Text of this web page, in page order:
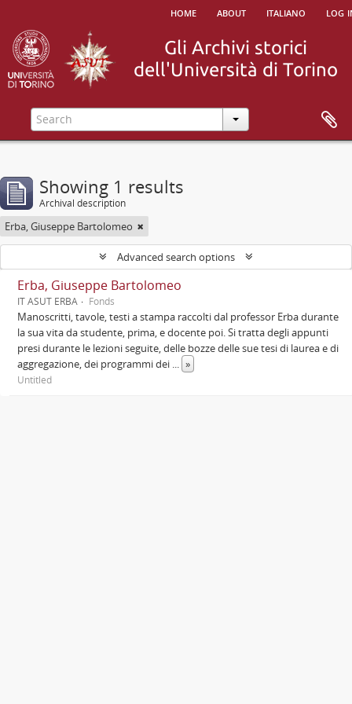
home about italiano log
Showing 1 results
Archival description
Erba, Giuseppe Bartolomeo
Advanced search options
Erba, Giuseppe Bartolomeo
IT ASUT ERBA Fonds
Manoscritti, tavole, testi a stampa raccolti dal professor Erba durante
la sua vita da studente, prima, e docente poi. Si tratta degli appunti
presi durante le lezioni seguite, delle bozze delle sue tesi di laurea e di
aggregazione, dei programmi dei ... »
Untitled